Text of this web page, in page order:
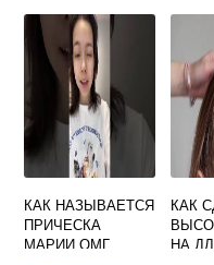
КАК НАЗЫВАЕТСЯ
ПРИЧЕСКА
МАРИИ ОМГ
КАК
НА